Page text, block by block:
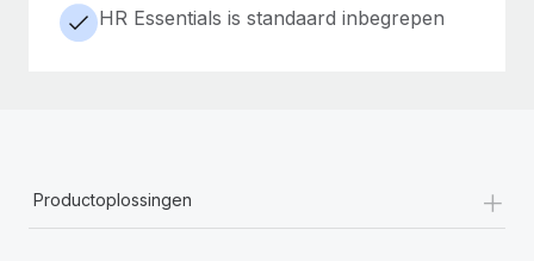
HR Essentials is standaard inbegrepen
Productoplossingen +